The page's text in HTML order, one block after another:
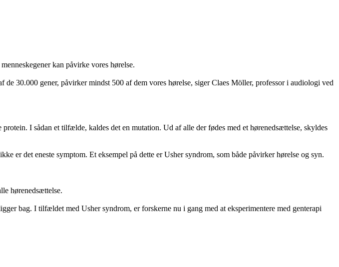
kan påvirke vores hørelse.
30.000 gener, påvirker mindst 500 af dem vores hørelse, siger Claes Möller, professor i audiologi ved
I sådan et tilfælde, kaldes det en mutation. Ud af alle der fødes med et hørenedsættelse, skyldes
er det eneste symptom. Et eksempel på dette er Usher syndrom, som både påvirker hørelse og syn.
hørenedsættelse.
bag. I tilfældet med Usher syndrom, er forskerne nu i gang med at eksperimentere med genterapi